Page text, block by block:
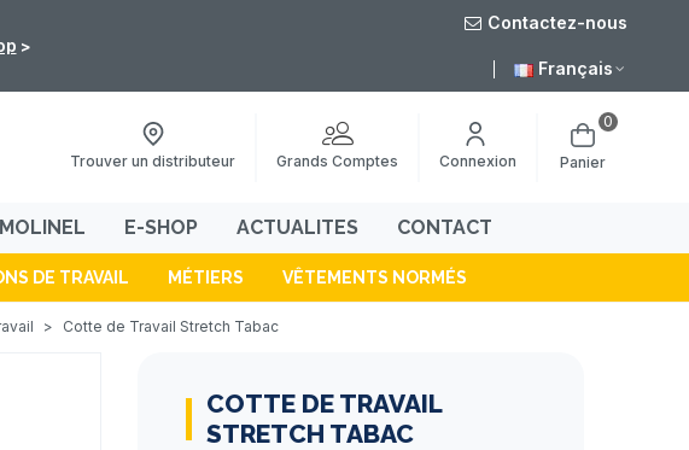
5 au 16 août
Contactez-nous
Français
Trouver un distributeur Grands Comptes Connexion Panier
0
E-SHOP ACTUALITES CONTACT
DE TRAVAIL MÉTIERS VÊTEMENTS NORMÉS
> Cotte de Travail Stretch Tabac
COTTE DE TRAVAIL
STRETCH TABAC